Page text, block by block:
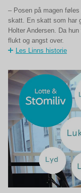
– Posen på magen
skatt. En skatt som har
Holter Andersen. Da
flukt og angst over.
Les Linns historie